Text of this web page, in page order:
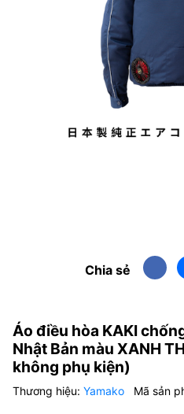
Chia sẻ
Áo điều hòa KAKI
Nhật Bản màu XANH
không phụ kiện)
Thương hiệu: Yamako Mã sản